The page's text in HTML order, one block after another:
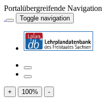
Portalübergreifende Navigation
Toggle navigation
+ 100% -